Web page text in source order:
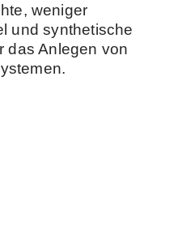
weniger
und synthetische
das Anlegen von